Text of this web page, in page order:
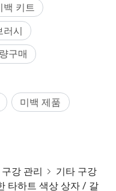
백 키트
러시
구매
미백 제품
구강 관리
기타 구강
타하트 색상 상자 / 갈